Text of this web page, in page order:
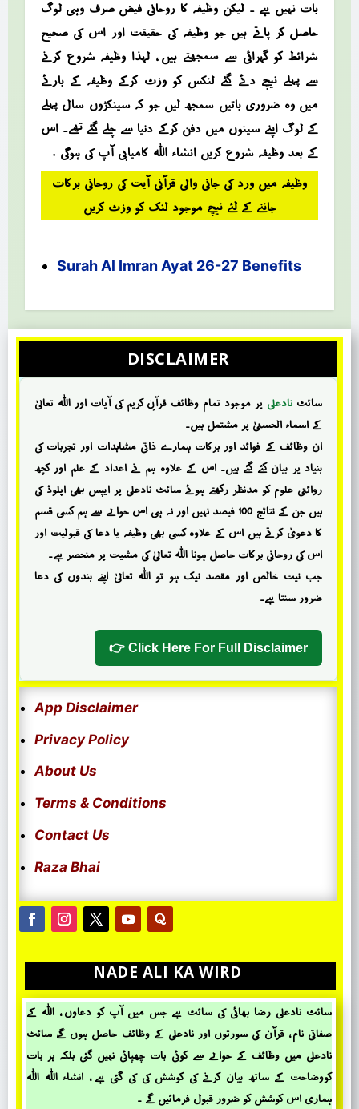
بات نہیں ہے ۔ لیکن وظیفہ کا روحانی فیض صرف وہی لوگ
حاصل کر پاتے ہیں جو وظیفہ کی حقیقت اور اس کی صحیح
شرائط کو گہرائی سے سمجھتے ہیں ، لہذا وظیفہ شروع کرنے
سے پہلے نیچے دئے گئے لنکس کو وزٹ کرکے وظیفہ کے بارئے
میں وہ ضروری باتیں سمجھ لیں جو کہ سینکڑوں سال پہلے
کے لوگ اپنے سینوں میں دفن کرکے دنیا سے چلے گئے تھے۔ اس
کے بعد وظیفہ شروع کریں انشاء اللہ کامیابی آپ کی ہوگی .
وظیفہ میں ورد کی جانی والی قرآنی آیت کی روحانی برکات
جاننے کے لئے نیچے موجود لنک کو وزٹ کریں
Surah Al Imran Ayat 26-27 Benefits
DISCLAIMER
سائٹ نادعلی پر موجود تمام وظائف قرآنِ کریم کی آیات اور اللہ تعالیٰ
کے اسماء الحسنیٰ پر مشتمل ہیں۔
ان وظائف کے فوائد اور برکات ہمارے ذاتی مشاہدات اور تجربات کی
بنیاد پر بیان کئے گئے ہیں۔ اس کے علاوہ ہم نے اعداد کے علم اور کچھ
روائتی علوم کو مدنظر رکھتے ہوئے سائٹ نادعلی پر ایپس بھی اپلوڈ کی
ہیں جن کے نتائج 100 فیصد نہیں اور نہ ہی اس حوالے سے ہم کسی قسم
کا دعویٰ کرتے ہیں اس کے علاوہ کسی بھی وظیفہ یا دعا کی قبولیت اور
اس کی روحانی برکات حاصل ہونا اللہ تعالیٰ کی مشیت پر منحصر ہے۔
جب نیت خالص اور مقصد نیک ہو تو اللہ تعالیٰ اپنے بندوں کی دعا
ضرور سنتا ہے۔
Click Here For Full Disclaimer 👉
App Disclaimer
Privacy Policy
About Us
Terms & Conditions
Contact Us
Raza Bhai
NADE ALI KA WIRD
سائٹ نادعلی رضا بھائی کی سائٹ ہے جس میں آپ کو دعاوں ، اللہ کے
صفاتی نام ، قرآن کی سورتوں اور نادعلی کے وظائف حاصل ہوں گے، سائٹ
نادعلی میں وظائف کے حؤالے سے کوئی بات چھپائی نہیں گئی بلکہ ہر بات
کووضاحت کے ساتھ بیان کرنے کی کوشش کی کی گئی ہے ، انشاء اللہ اللہ
ہماری اس کوشش کو ضرور قبول فرمائیں گے ۔